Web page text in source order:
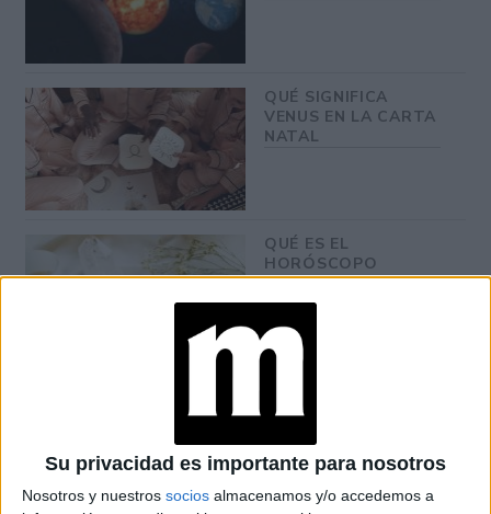
Su privacidad es importante para nosotros
Nosotros y nuestros socios almacenamos y/o accedemos a
QUÉ SIGNIFICA
VENUS EN LA CARTA
NATAL
QUÉ ES EL
HORÓSCOPO
ALQUIMISTA Y
CÓMO SABER CUÁL
ES TU SIGNO
GITANO: DESCUBRÍ